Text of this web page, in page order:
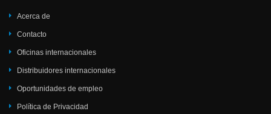
Acerca de
Contacto
Oficinas internacionales
Distribuidores internacionales
Oportunidades de empleo
Política de Privacidad